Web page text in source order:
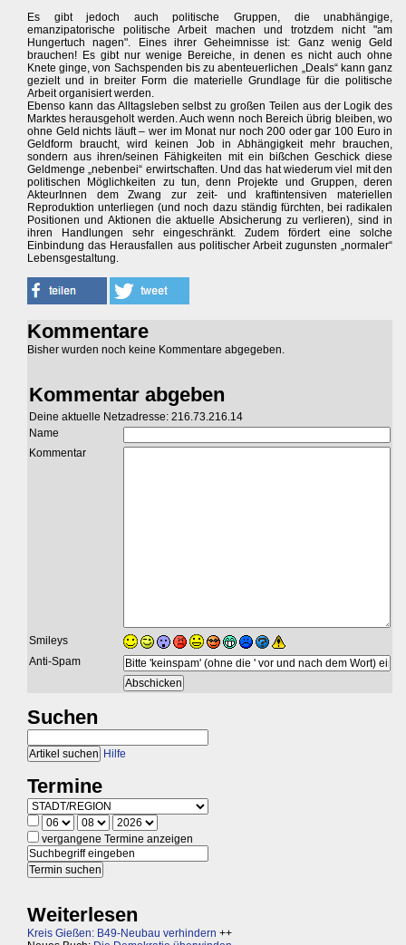
Es gibt jedoch auch politische Gruppen, die unabhängige,
emanzipatorische politische Arbeit machen und trotzdem nicht "am
Hungertuch nagen". Eines ihrer Geheimnisse ist: Ganz wenig Geld
brauchen! Es gibt nur wenige Bereiche, in denen es nicht auch ohne
Knete ginge, von Sachspenden bis zu abenteuerlichen „Deals“ kann ganz
gezielt und in breiter Form die materielle Grundlage für die politische
Arbeit organisiert werden.
Ebenso kann das Alltagsleben selbst zu großen Teilen aus der Logik des
Marktes herausgeholt werden. Auch wenn noch Bereich übrig bleiben, wo
ohne Geld nichts läuft – wer im Monat nur noch 200 oder gar 100 Euro in
Geldform braucht, wird keinen Job in Abhängigkeit mehr brauchen,
sondern aus ihren/seinen Fähigkeiten mit ein bißchen Geschick diese
Geldmenge „nebenbei“ erwirtschaften. Und das hat wiederum viel mit den
politischen Möglichkeiten zu tun, denn Projekte und Gruppen, deren
AkteurInnen dem Zwang zur zeit- und kraftintensiven materiellen
Reproduktion unterliegen (und noch dazu ständig fürchten, bei radikalen
Positionen und Aktionen die aktuelle Absicherung zu verlieren), sind in
ihren Handlungen sehr eingeschränkt. Zudem fördert eine solche
Einbindung das Herausfallen aus politischer Arbeit zugunsten „normaler“
Lebensgestaltung.
Kommentare
Bisher wurden noch keine Kommentare abgegeben.
Kommentar abgeben
Deine aktuelle Netzadresse: 216.73.216.14
Name
Kommentar
Smileys
Anti-Spam
Suchen
Hilfe
Termine
vergangene Termine anzeigen
Weiterlesen
Kreis Gießen: B49-Neubau verhindern ++